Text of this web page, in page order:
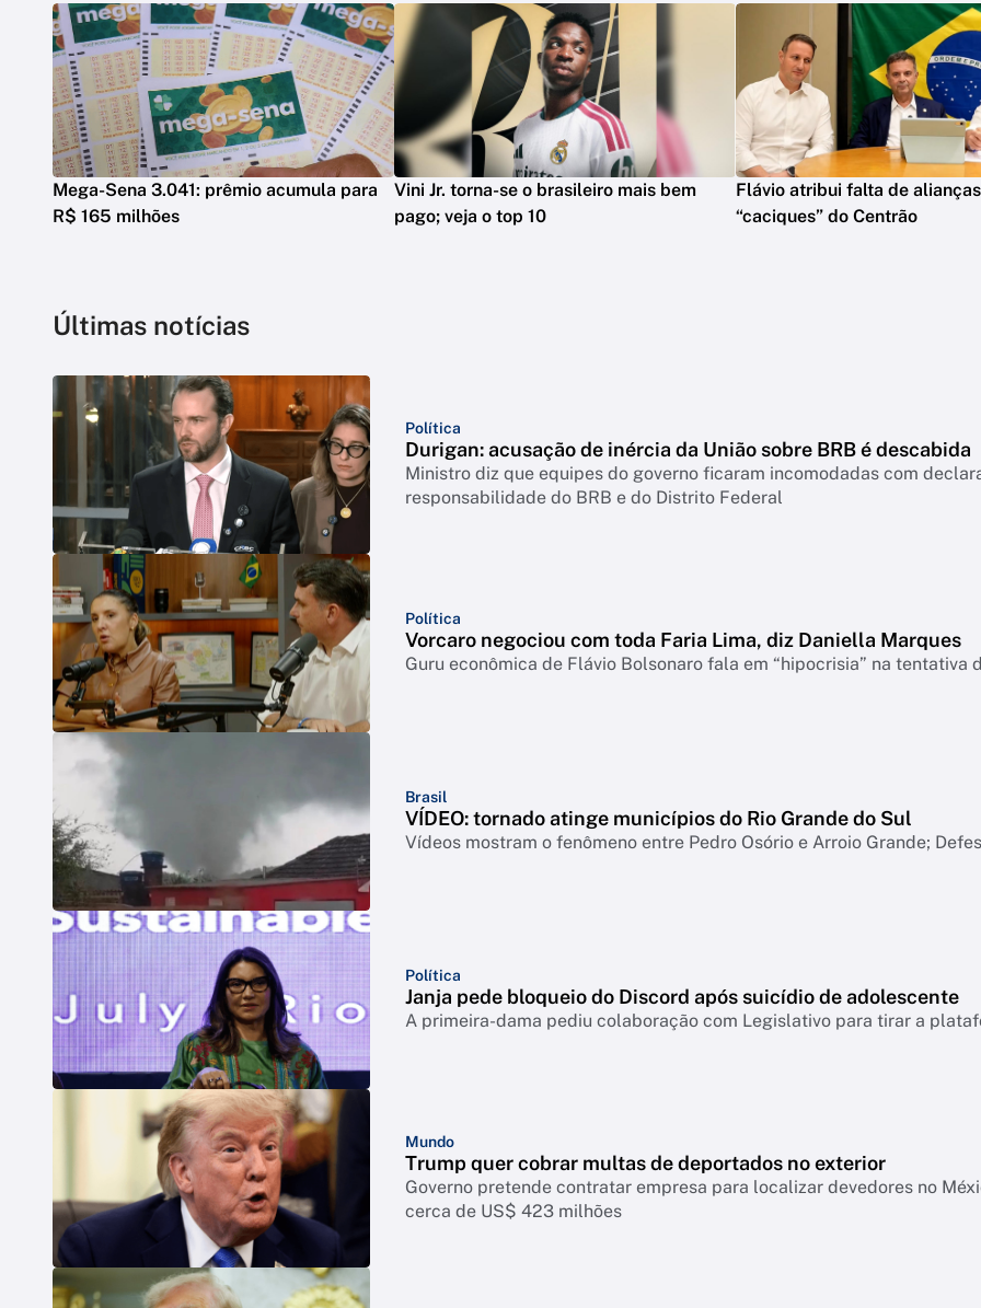
Mega-Sena 3.041: prêmio acumula para
R$ 165 milhões
Vini Jr. torna-se o brasileiro mais bem
pago; veja o top 10
Flávio atribui falta de
“caciques” do Centrão
Últimas notícias
Política
Durigan: acusação de inércia da União sobre BRB é descabida
Ministro diz que equipes do governo ficaram incomodadas com
responsabilidade do BRB e do Distrito Federal
Política
Vorcaro negociou com toda Faria Lima, diz Daniella Marques
Guru econômica de Flávio Bolsonaro fala em “hipocrisia” na tentativa
Brasil
VÍDEO: tornado atinge municípios do Rio Grande do Sul
Vídeos mostram o fenômeno entre Pedro Osório e Arroio Grande;
Política
Janja pede bloqueio do Discord após suicídio de adolescente
A primeira-dama pediu colaboração com Legislativo para tirar a
Mundo
Trump quer cobrar multas de deportados no exterior
Governo pretende contratar empresa para localizar devedores no
cerca de US$ 423 milhões